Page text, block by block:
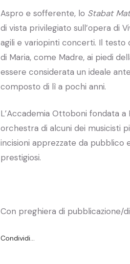
Aspro e sofferente, lo Stabat
di vista privilegiato sull’opera di
agili e variopinti concerti. Il testo
di Maria, come Madre, ai piedi
essere considerata un ideale
composto di lì a pochi anni.
L’Accademia Ottoboni fondata
orchestra di alcuni dei musicisti
incisioni apprezzate da
prestigiosi.
Con preghiera di pubblicazione/
Condividi…